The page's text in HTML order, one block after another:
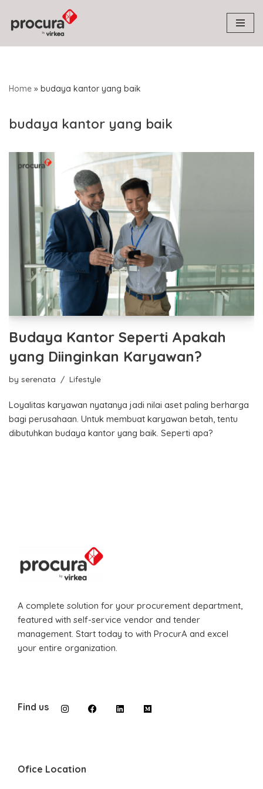
Skip
to
Home » budaya kantor yang baik
budaya kantor yang baik
Budaya Kantor Seperti Apakah
yang Diinginkan Karyawan?
by serenata Lifestyle
Loyalitas karyawan nyatanya jadi nilai aset paling berharga
bagi perusahaan. Untuk membuat karyawan betah, tentu
dibutuhkan budaya kantor yang baik. Seperti apa?
A complete solution for your procurement department,
featured with self-service vendor and tender
management. Start today to with ProcurA and excel
your entire organization.
Find us
Ofice Location